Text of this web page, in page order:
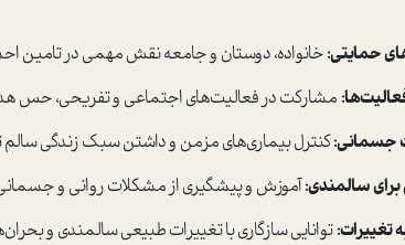
حمایتی:خانواده، دوستان و جامعه نقش مهمی در تامین
مشارکت در فعالیت‌های اجتماعی و تفریحی، حس
جسمانی:کنترل بیماری‌های مزمن و داشتن سبک زندگی سالم
برای سالمندی:آموزش و پیشگیری از مشکلات روانی و
تغییرات:توانایی سازگاری با تغییرات طبیعی سالمندی و